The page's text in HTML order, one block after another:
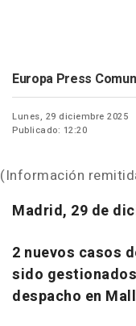
Europa Press
Lunes, 29 diciembre 2025
Publicado: 12:20
(Información
Madrid, 29 de
2 nuevos casos
sido
despacho en